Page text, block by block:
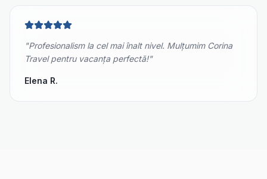
"Profesionalism la cel mai înalt nivel. Mulțumim Corina
Travel pentru vacanța perfectă!"
Elena R.